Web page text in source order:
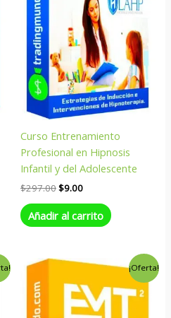
Curso Entrenamiento
Profesional en Hipnosis
Infantil y del Adolescente
$297.00$9.00
Añadir al carrito
¡Oferta!
El
original
$38.00.
El
actual
es:
$4.00.